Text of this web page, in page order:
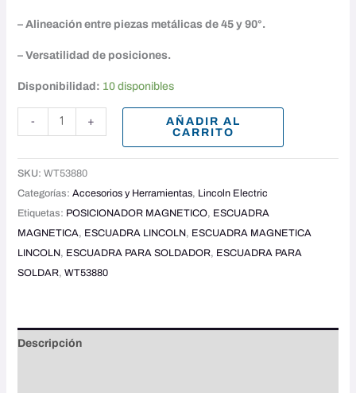
– Alineación entre piezas metálicas de 45 y 90°.
– Versatilidad de posiciones.
Disponibilidad: 10 disponibles
- +
AÑADIR AL
CARRITO
SKU: WT53880
Categorías: Accesorios y Herramientas, Lincoln Electric
Etiquetas: POSICIONADOR MAGNETICO, ESCUADRA
MAGNETICA, ESCUADRA LINCOLN, ESCUADRA MAGNETICA
LINCOLN, ESCUADRA PARA SOLDADOR, ESCUADRA PARA
SOLDAR, WT53880
Descripción